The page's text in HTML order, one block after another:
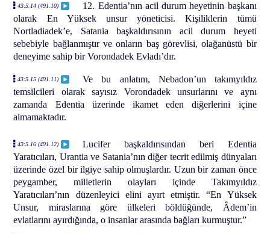
43:5.14 (491.10)
12. Edentia’nın acil durum heyetinin başkanı
olarak En Yüksek unsur yöneticisi. Kişiliklerin tümü
Nortladiadek’e, Satania başkaldırısının acil durum heyeti
sebebiyle bağlanmıştır ve onların baş görevlisi, olağanüstü bir
deneyime sahip bir Vorondadek Evladı’dır.
43:5.15 (491.11)
Ve bu anlatım, Nebadon’un takımyıldız
temsilcileri olarak sayısız Vorondadek unsurlarını ve aynı
zamanda Edentia üzerinde ikamet eden diğerlerini içine
almamaktadır.
43:5.16 (491.12)
Lucifer başkaldırısından beri Edentia
Yaratıcıları, Urantia ve Satania’nın diğer tecrit edilmiş dünyaları
üzerinde özel bir ilgiye sahip olmuşlardır. Uzun bir zaman önce
peygamber, milletlerin olayları içinde Takımyıldız
Yaratıcıları’nın düzenleyici elini ayırt etmiştir. “En Yüksek
Unsur, miraslarına göre ülkeleri böldüğünde, Âdem’in
evlatlarını ayırdığında, o insanlar arasında bağları kurmuştur.”